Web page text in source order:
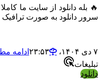
دانلود از سایت ما کاملا
دانلود به صورت ترافیک نیم
ادامه مطلب